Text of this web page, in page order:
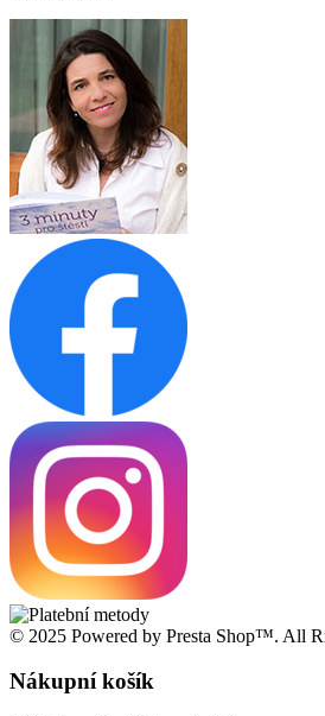
© 2025 Powered by Presta Shop™. All
Nákupní košík